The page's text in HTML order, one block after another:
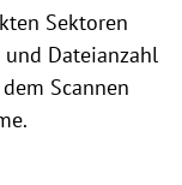
Sektoren
Dateianzahl
Scannen